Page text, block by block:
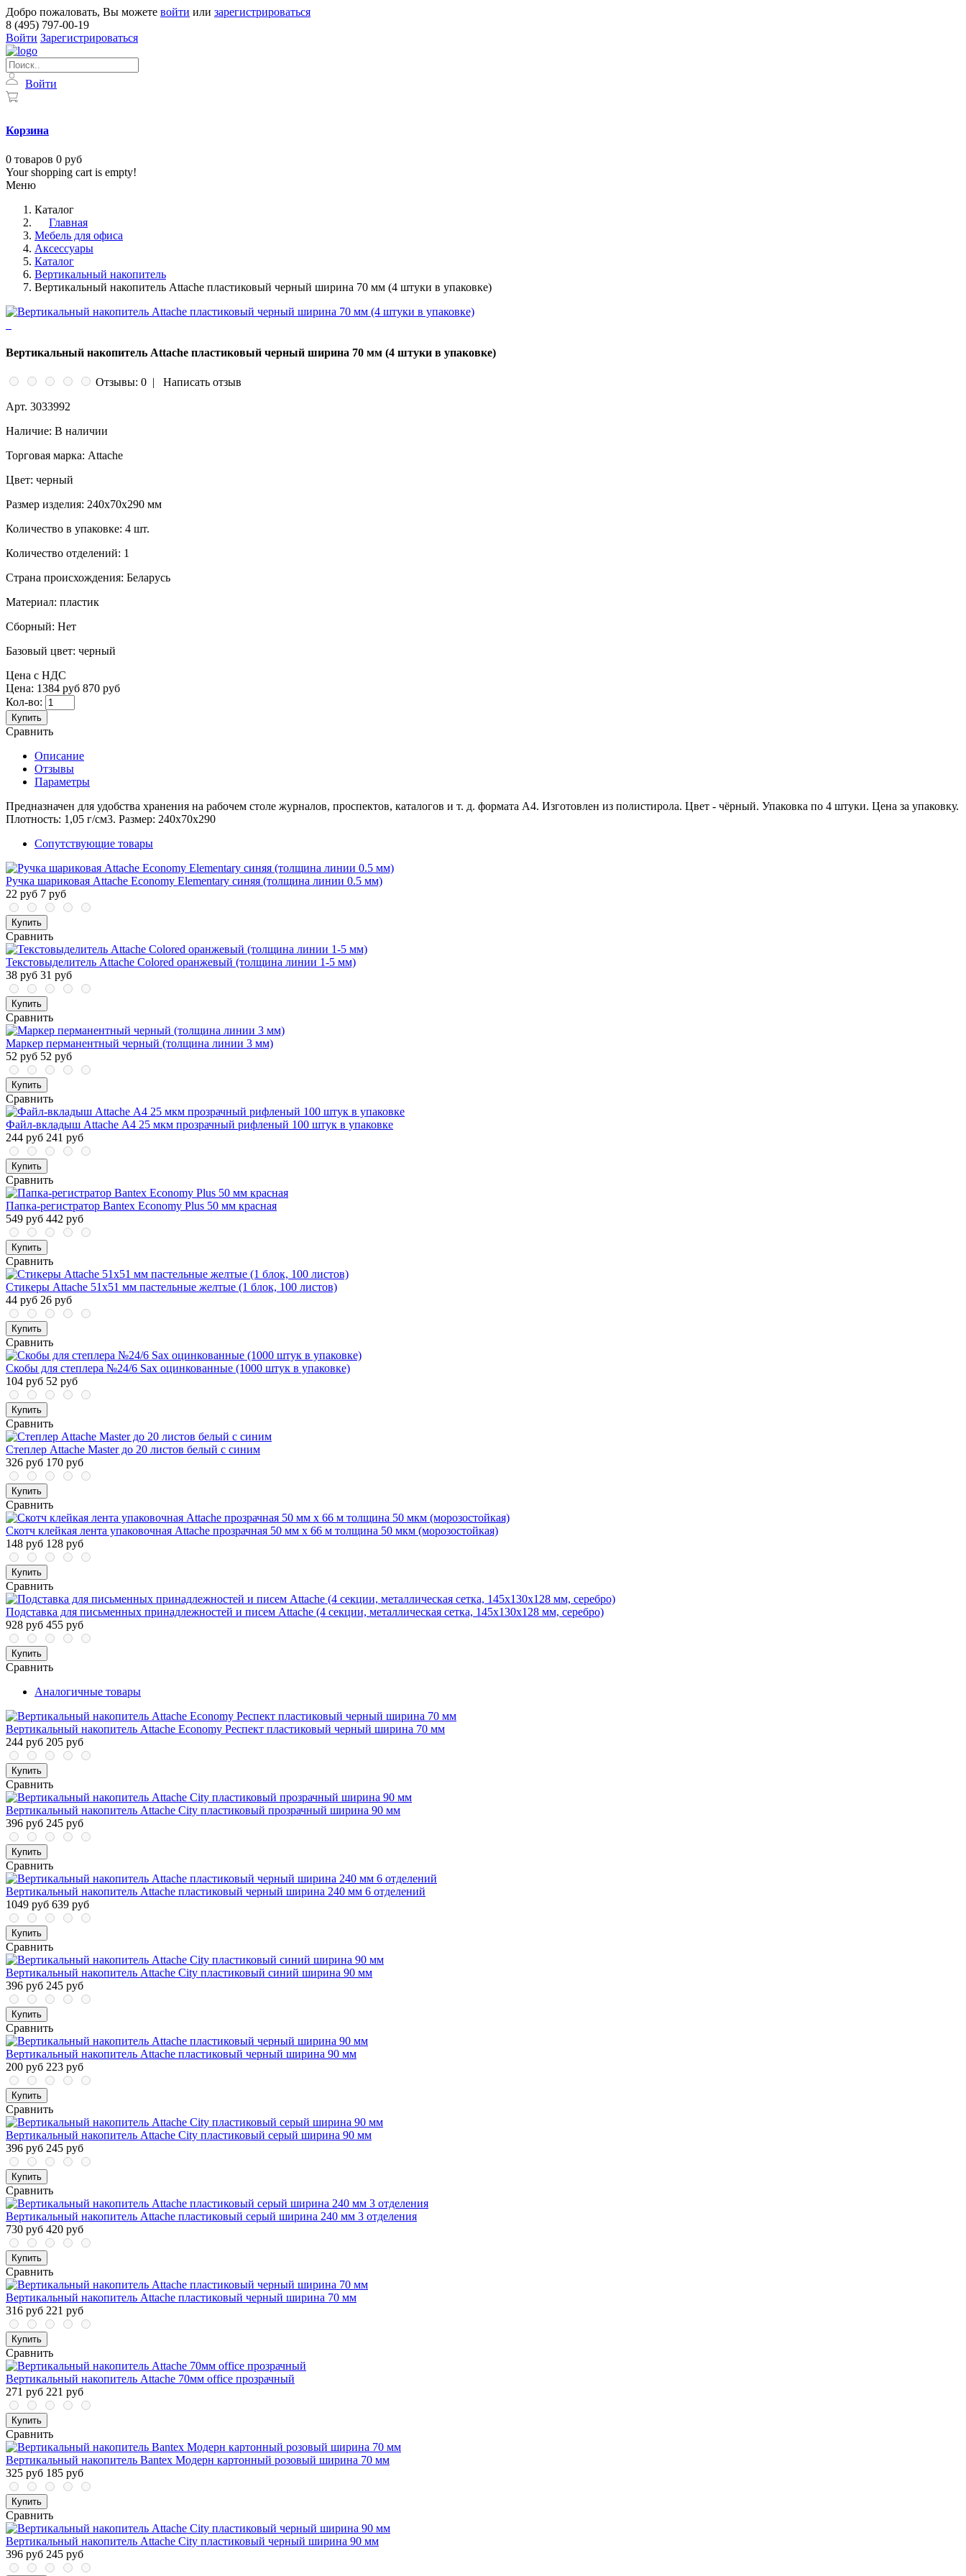
Добро пожаловать, Вы можете войти или зарегистрироваться
8 (495) 797-00-19
Войти Зарегистрироваться
Войти
Корзина
0 товаров 0 руб
Your shopping cart is empty!
Меню
Каталог
Главная
Мебель для офиса
Аксессуары
Каталог
Вертикальный накопитель
Вертикальный накопитель Attache пластиковый черный ширина 70 мм (4 штуки в упаковке)
Вертикальный накопитель Attache пластиковый черный ширина 70 мм (4 штуки в упаковке)
Отзывы: 0 |
Написать отзыв
Арт. 3033992
Наличие: В наличии
Торговая марка: Attache
Цвет: черный
Размер изделия: 240x70x290 мм
Количество в упаковке: 4 шт.
Количество отделений: 1
Страна происхождения: Беларусь
Материал: пластик
Сборный: Нет
Базовый цвет: черный
Цена с НДС
Цена: 1384 руб 870 руб
Кол-во:
Купить
Сравнить
Описание
Отзывы
Параметры
Предназначен для удобства хранения на рабочем столе журналов, проспектов, каталогов и т. д. формата А4. Изготовлен из полистирола. Цвет - чёрный. Упаковка по 4 штуки. Цена за упаковку.
Плотность: 1,05 г/см3. Размер: 240х70х290
Сопутствующие товары
Ручка шариковая Attache Economy Elementary синяя (толщина линии 0.5 мм)
22 руб 7 руб
Купить
Сравнить
Текстовыделитель Attache Colored оранжевый (толщина линии 1-5 мм)
38 руб 31 руб
Купить
Сравнить
Маркер перманентный черный (толщина линии 3 мм)
52 руб 52 руб
Купить
Сравнить
Файл-вкладыш Attache А4 25 мкм прозрачный рифленый 100 штук в упаковке
244 руб 241 руб
Купить
Сравнить
Папка-регистратор Bantex Economy Plus 50 мм красная
549 руб 442 руб
Купить
Сравнить
Стикеры Attache 51х51 мм пастельные желтые (1 блок, 100 листов)
44 руб 26 руб
Купить
Сравнить
Скобы для степлера №24/6 Sax оцинкованные (1000 штук в упаковке)
104 руб 52 руб
Купить
Сравнить
Степлер Attache Master до 20 листов белый с синим
326 руб 170 руб
Купить
Сравнить
Скотч клейкая лента упаковочная Attache прозрачная 50 мм x 66 м толщина 50 мкм (морозостойкая)
148 руб 128 руб
Купить
Сравнить
Подставка для письменных принадлежностей и писем Attache (4 секции, металлическая сетка, 145х130х128 мм, серебро)
928 руб 455 руб
Купить
Сравнить
Аналогичные товары
Вертикальный накопитель Attache Economy Респект пластиковый черный ширина 70 мм
244 руб 205 руб
Купить
Сравнить
Вертикальный накопитель Attache City пластиковый прозрачный ширина 90 мм
396 руб 245 руб
Купить
Сравнить
Вертикальный накопитель Attache пластиковый черный ширина 240 мм 6 отделений
1049 руб 639 руб
Купить
Сравнить
Вертикальный накопитель Attache City пластиковый синий ширина 90 мм
396 руб 245 руб
Купить
Сравнить
Вертикальный накопитель Attache пластиковый черный ширина 90 мм
200 руб 223 руб
Купить
Сравнить
Вертикальный накопитель Attache City пластиковый серый ширина 90 мм
396 руб 245 руб
Купить
Сравнить
Вертикальный накопитель Attache пластиковый серый ширина 240 мм 3 отделения
730 руб 420 руб
Купить
Сравнить
Вертикальный накопитель Attache пластиковый черный ширина 70 мм
316 руб 221 руб
Купить
Сравнить
Вертикальный накопитель Attache 70мм office прозрачный
271 руб 221 руб
Купить
Сравнить
Вертикальный накопитель Bantex Модерн картонный розовый ширина 70 мм
325 руб 185 руб
Купить
Сравнить
Вертикальный накопитель Attache City пластиковый черный ширина 90 мм
396 руб 245 руб